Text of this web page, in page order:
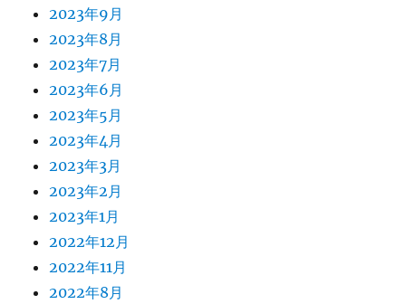
2023年9月
2023年8月
2023年7月
2023年6月
2023年5月
2023年4月
2023年3月
2023年2月
2023年1月
2022年12月
2022年11月
2022年8月